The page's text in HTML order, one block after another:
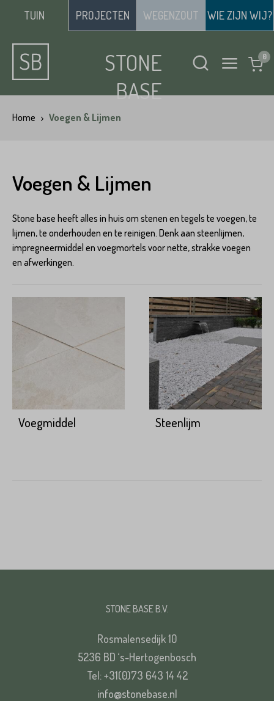
TUIN PROJECTEN WEGENZOUT WIE ZIJN WIJ?
STONE
BASE
Home Voegen & Lijmen
Voegen & Lijmen
Stone base heeft alles in huis om stenen en tegels te voegen, te
lijmen, te onderhouden en te reinigen. Denk aan steenlijmen,
impregneermiddel en voegmortels voor nette, strakke voegen
en afwerkingen.
Voegmiddel Steenlijm
STONE BASE B.V.
Rosmalensedijk 10
5236 BD ‘s-Hertogenbosch
Tel: +31(0)73 643 14 42
info@stonebase.nl